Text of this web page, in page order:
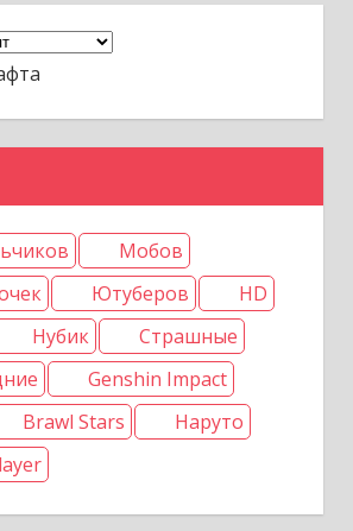
Мобов
Ютуберов
HD
Нубик
Страшные
Genshin Impact
Brawl Stars
Наруто